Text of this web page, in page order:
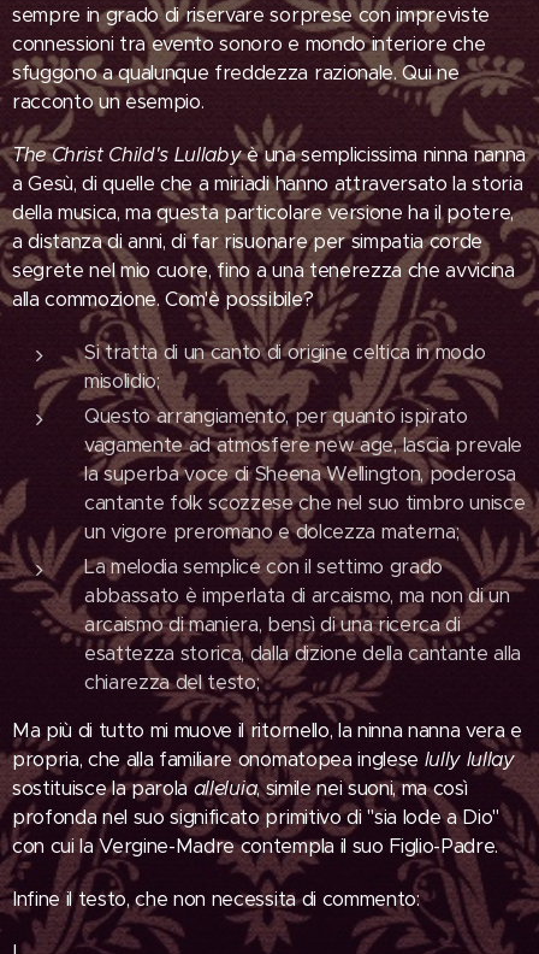
sempre in grado di riservare sorprese con impreviste
connessioni tra evento sonoro e mondo interiore che
sfuggono a qualunque freddezza razionale. Qui ne
racconto un esempio.
The Christ Child's Lullabyè una semplicissima ninna nanna
a Gesù, di quelle che a miriadi hanno attraversato la storia
della musica, ma questa particolare versione ha il potere,
a distanza di anni, di far risuonare per simpatia corde
segrete nel mio cuore, fino a una tenerezza che avvicina
alla commozione. Com'è possibile?
Si tratta di un canto di origine celtica in modo
misolidio;
Questo arrangiamento, per quanto ispirato
vagamente ad atmosfere new age, lascia prevale
la superba voce di Sheena Wellington, poderosa
cantante folk scozzese che nel suo timbro unisce
un vigore preromano e dolcezza materna;
La melodia semplice con il settimo grado
abbassato è imperlata di arcaismo, ma non di un
arcaismo di maniera, bensì di una ricerca di
esattezza storica, dalla dizione della cantante alla
chiarezza del testo;
Ma più di tutto mi muove il ritornello, la ninna nanna vera e
propria, che alla familiare onomatopea inglese lully lullay
sostituisce la parolaalleluia, simile nei suoni, ma così
profonda nel suo significato primitivo di "sia lode a Dio"
con cui la Vergine-Madre contempla il suo Figlio-Padre.
Infine il testo, che non necessita di commento: